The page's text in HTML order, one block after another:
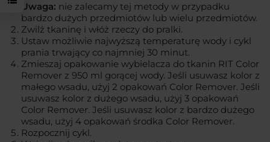
Uwaga: nie zalecamy tej metody w przypadku
bardzo dużych przedmiotów lub wielu przedmiotów.
Zwilż tkaninę i włóż rzeczy do pralki.
Ustaw możliwie najwyższą temperaturę wody i cykl
prania trwający co najmniej 30 minut.
Zmieszaj opakowanie wybielacza do tkanin RIT Color
Remover z 950 ml gorącej wody. Jeśli usuwasz kolor z
małego wsadu, użyj 2 opakowań Color Remover. Jeśli
usuwasz kolor z dużego wsadu, użyj 3 opakowań
Color Remover. Jeśli usuwasz kolor z bardzo dużego
wsadu, użyj 4 opakowań środka Color Remover.
Rozpocznij cykl.